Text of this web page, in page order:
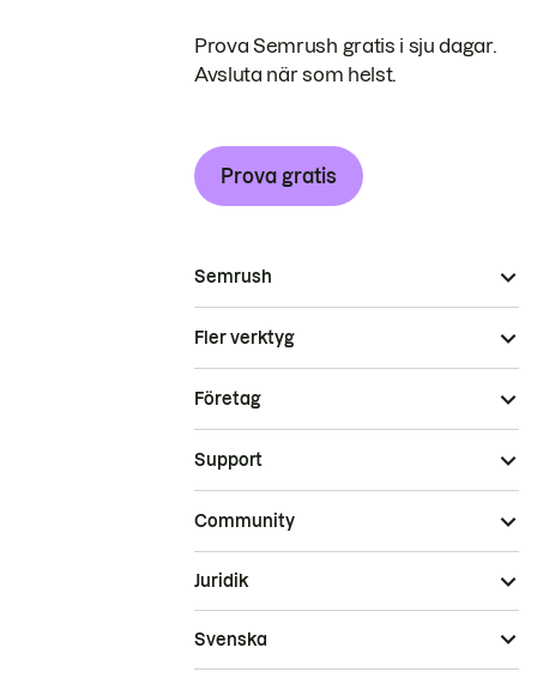
Prova Semrush gratis i sju dagar.
Avsluta när som helst.
Prova gratis
Semrush
Fler verktyg
Företag
Support
Community
Juridik
Svenska